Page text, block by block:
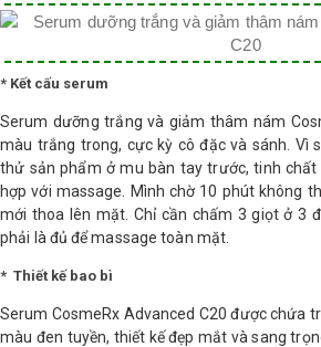
Shop All Brand A-
Z
* Kết cấu serum
Serum dưỡng trắng và giảm thâm nám
màu trắng trong, cực kỳ cô đặc và sánh. Vì
thử sản phẩm ở mu bàn tay trước, tinh
hợp với massage. Mình chờ 10 phút không
mới thoa lên mặt. Chỉ cần chấm 3 giọt ở 3
phải là đủ để massage toàn mặt.
* Thiết kế bao bì
Serum CosmeRx Advanced C20 được chứa
màu đen tuyền, thiết kế đẹp mắt và sang